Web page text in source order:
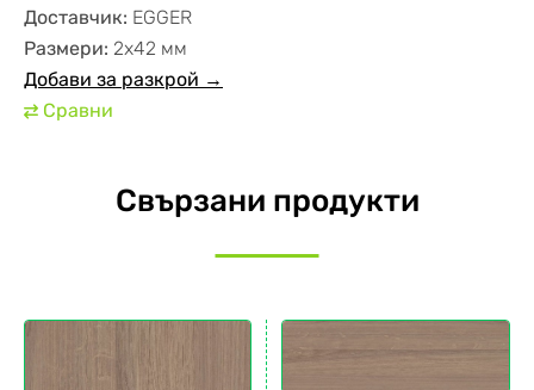
Доставчик: EGGER
Размери: 2х42 мм
Добави за разкрой →
⇄ Сравни
Свързани продукти